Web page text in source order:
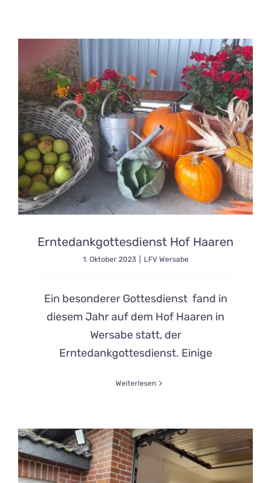
Erntedankgottesdienst Hof Haaren
1. Oktober 2023 LFV Wersabe
Ein besonderer Gottesdienst fand in
diesem Jahr auf dem Hof Haaren in
Wersabe statt, der
Erntedankgottesdienst. Einige
Weiterlesen